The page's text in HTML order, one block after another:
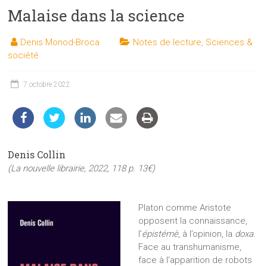
les
et
les
auprès
public
Malaise dans la science
Denis Monod-Broca Notes de lecture Sciences &
société
7 octobre 2022
Denis Collin
(La nouvelle librairie, 2022, 118 p. 13€)
Platon comme Aristote
opposent la connaissance,
l’épistémè, à l’opinion, la doxa.
Face au transhumanisme,
face à l’apparition de robots